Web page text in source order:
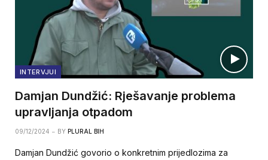
INTERVJUI
Damjan Dundžić: Rješavanje problema
upravljanja otpadom
09/12/2024 BY PLURAL BIH
Damjan Dundžić govorio o konkretnim prijedlozima za